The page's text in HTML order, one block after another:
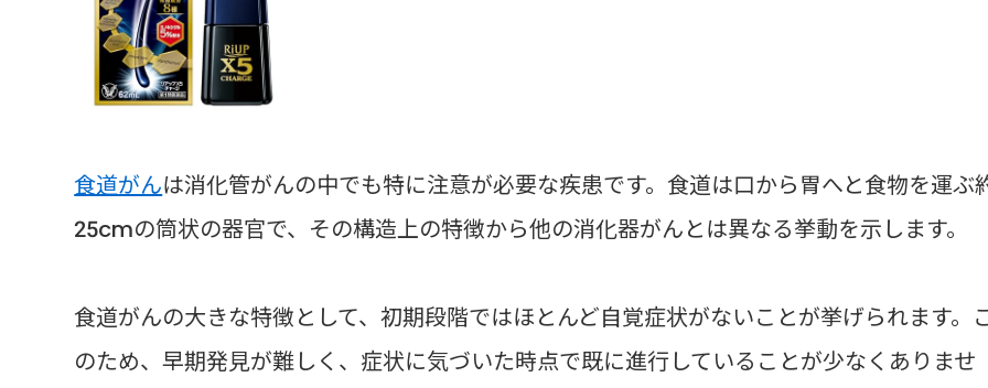
食道がんは消化管がんの中でも特に注意が必要な疾患です。食道は口から胃へと食物を運ぶ
25cmの筒状の器官で、その構造上の特徴から他の消化器がんとは異なる挙動を示します。
食道がんの大きな特徴として、初期段階ではほとんど自覚症状がないことが挙げられます。
のため、早期発見が難しく、症状に気づいた時点で既に進行していることが少なくありませ